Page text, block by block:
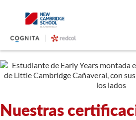
Nuestras